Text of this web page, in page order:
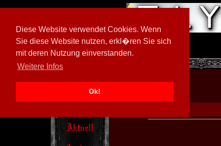
Diese Website verwendet Cookies. Wenn
Sie diese Website nutzen, erkl�ren Sie sich
mit deren Nutzung einverstanden.
Weitere Infos
Ok!
[ 594026/M3]